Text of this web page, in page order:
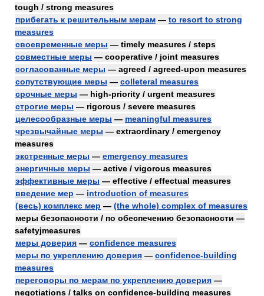
tough / strong measures
прибегать к решительным мерам — to resort to strong
measures
своевременные меры — timely measures / steps
совместные меры — cooperative / joint measures
согласованные меры — agreed / agreed-upon measures
сопутствующие меры — colleteral measures
срочные меры — high-priority / urgent measures
строгие меры — rigorous / severe measures
целесообразные меры — meaningful measures
чрезвычайные меры — extraordinary / emergency
measures
экстренные меры — emergency measures
энергичные меры — active / vigorous measures
эффективные меры — effective / effectual measures
введение мер — introduction of measures
(весь) комплекс мер — (the whole) complex of measures
меры безопасности / по обеспечению безопасности —
safetyjmeasures
меры доверия — confidence measures
меры по укреплению доверия — confidence-building
measures
переговоры по мерам по укреплению доверия —
negotiations / talks on confidence-building measures